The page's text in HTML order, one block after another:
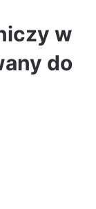
w
do